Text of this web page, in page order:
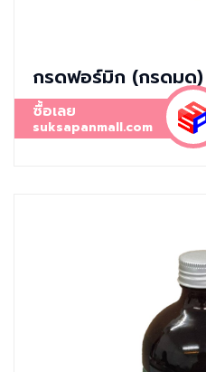
กรดฟอร์มิก (กรดมด)
ซื้อเลย
suksapanmall.com